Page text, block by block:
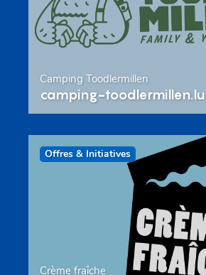
Camping Toodlermillen
camping-toodlermillen.lu
Offres & Initiatives
Crème fraîche